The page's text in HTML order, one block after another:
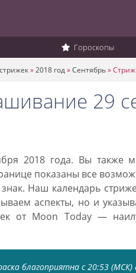
Гороскопы
»2018 год»Сентябрь»
29
2018 года. Вы также
показаны все
Наш календарь
аспекты, но и
от Moon Today —
благоприятна с 20:53 (МСК)